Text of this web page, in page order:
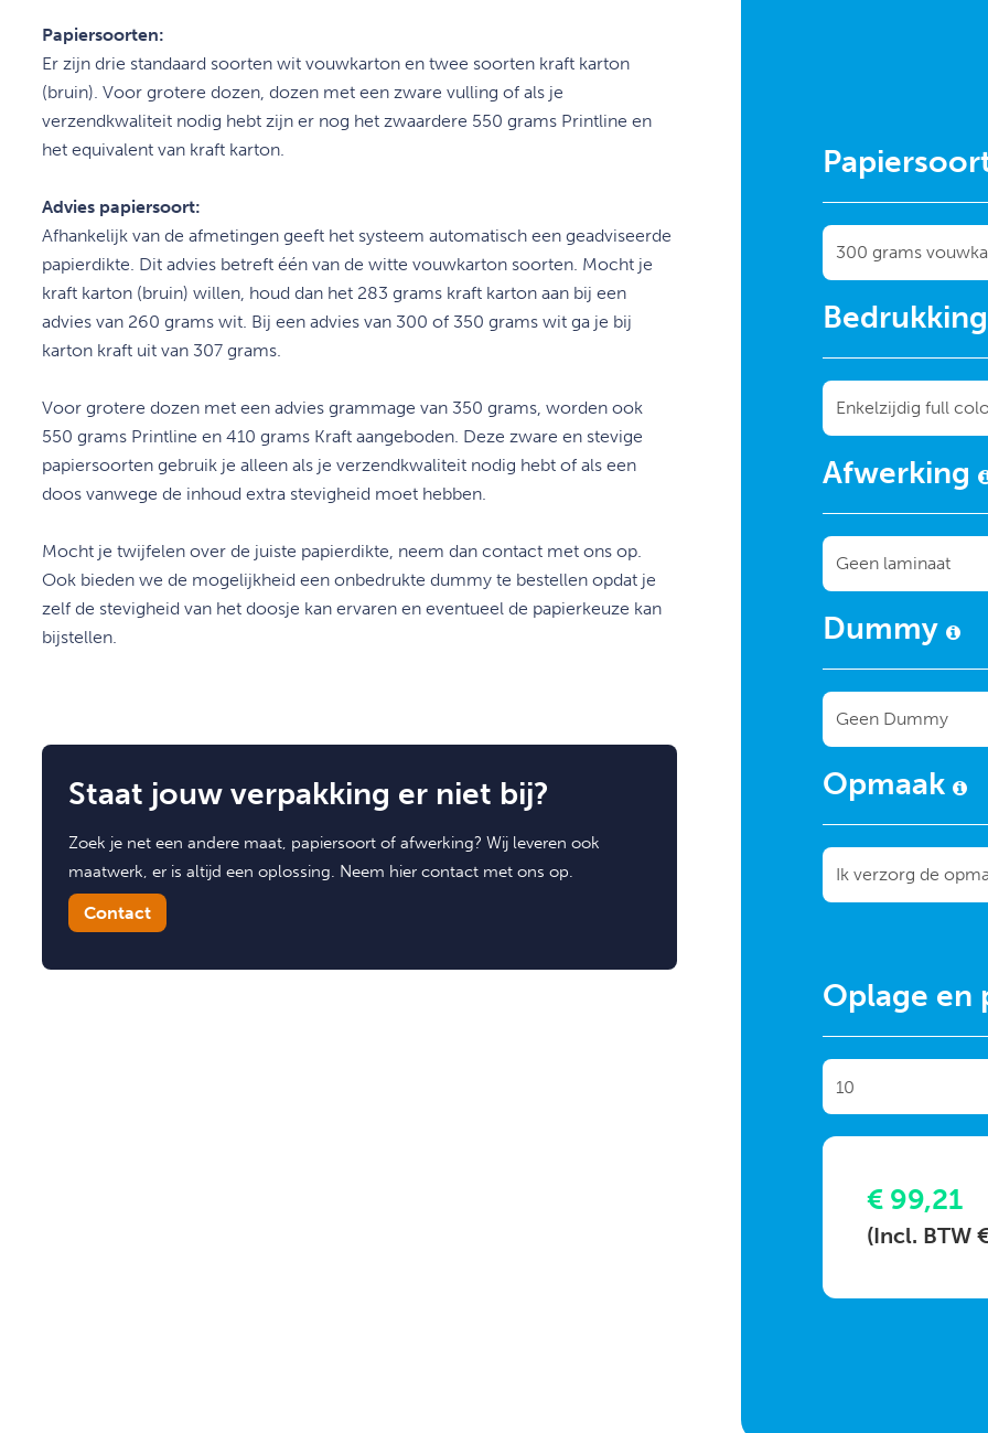
Papiersoorten:
Er zijn drie standaard soorten wit vouwkarton en twee soorten kraft karton
(bruin). Voor grotere dozen, dozen met een zware vulling of als je
verzendkwaliteit nodig hebt zijn er nog het zwaardere 550 grams Printline en
het equivalent van kraft karton.
Advies papiersoort:
Afhankelijk van de afmetingen geeft het systeem automatisch een geadviseerde
papierdikte. Dit advies betreft één van de witte vouwkarton soorten. Mocht je
kraft karton (bruin) willen, houd dan het 283 grams kraft karton aan bij een
advies van 260 grams wit. Bij een advies van 300 of 350 grams wit ga je bij
karton kraft uit van 307 grams.
Voor grotere dozen met een advies grammage van 350 grams, worden ook
550 grams Printline en 410 grams Kraft aangeboden. Deze zware en stevige
papiersoorten gebruik je alleen als je verzendkwaliteit nodig hebt of als een
doos vanwege de inhoud extra stevigheid moet hebben.
Mocht je twijfelen over de juiste papierdikte, neem dan contact met ons op.
Ook bieden we de mogelijkheid een onbedrukte dummy te bestellen opdat je
zelf de stevigheid van het doosje kan ervaren en eventueel de papierkeuze kan
bijstellen.
Staat jouw verpakking er niet bij?
Zoek je net een andere maat, papiersoort of afwerking? Wij leveren ook
maatwerk, er is altijd een oplossing. Neem hier contact met ons op.
Contact
Afwerking
Dummy
Opmaak
Oplage en
€ 99,21
(Incl. BTW